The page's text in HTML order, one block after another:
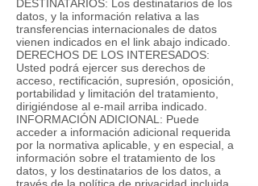
DESTINATARIOS: Los destinatarios de los
datos, y la información relativa a las
transferencias internacionales de datos
vienen indicados en el link abajo indicado.
DERECHOS DE LOS INTERESADOS:
Usted podrá ejercer sus derechos de
acceso, rectificación, supresión, oposición,
portabilidad y limitación del tratamiento,
dirigiéndose al e-mail arriba indicado.
INFORMACIÓN ADICIONAL: Puede
acceder a información adicional requerida
por la normativa aplicable, y en especial, a
información sobre el tratamiento de los
datos, y los destinatarios de los datos, a